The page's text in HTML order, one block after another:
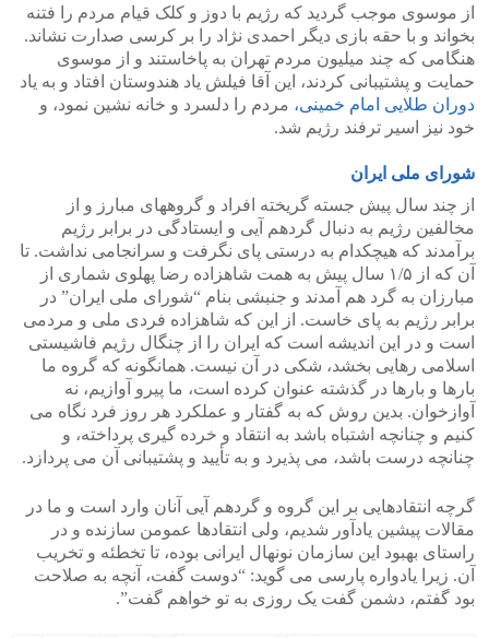
از موسوی موجب گردید که رژیم با دوز و کلک قیام مردم را فتنه
بخواند و با حقه بازی دیگر احمدی نژاد را بر کرسی صدارت نشاند.
هنگامی که چند میلیون مردم تهران به پاخاستند و از موسوی
حمایت و پشتیبانی کردند، این آقا فیلش یاد هندوستان افتاد و به یاد
دوران طلایی امام خمینی، مردم را دلسرد و خانه نشین نمود، و
خود نیز اسیر ترفند رژیم شد.
شورای ملی ایران
از چند سال پیش جسته گریخته افراد و گروههای مبارز و از
مخالفین رژیم به دنبال گردهم آیی و ایستادگی در برابر رژیم
برآمدند که هیچکدام به درستی پای نگرفت و سرانجامی نداشت. تا
آن که از ۱/۵ سال پیش به همت شاهزاده رضا پهلوی شماری از
مبارزان به گرد هم آمدند و جنبشی بنام “شورای ملی ایران” در
برابر رژیم به پای خاست. از این که شاهزاده فردی ملی و مردمی
است و در این اندیشه است که ایران را از چنگال رژیم فاشیستی
اسلامی رهایی بخشد، شکی در آن نیست. همانگونه که گروه ما
بارها و بارها در گذشته عنوان کرده است، ما پیرو آوازیم، نه
آوازخوان. بدین روش که به گفتار و عملکرد هر روز فرد نگاه می
کنیم و چنانچه اشتباه باشد به انتقاد و خرده گیری پرداخته، و
چنانچه درست باشد، می پذیرد و به تأیید و پشتیبانی آن می پردازد.
گرچه انتقادهایی بر این گروه و گردهم آیی آنان وارد است و ما در
مقالات پیشین یادآور شدیم، ولی انتقادها عمومن سازنده و در
راستای بهبود این سازمان نونهال ایرانی بوده، تا تخطئه و تخریب
آن. زیرا یادواره پارسی می گوید: “دوست گفت، آنچه به صلاحت
بود گفتم، دشمن گفت یک روزی به تو خواهم گفت”.